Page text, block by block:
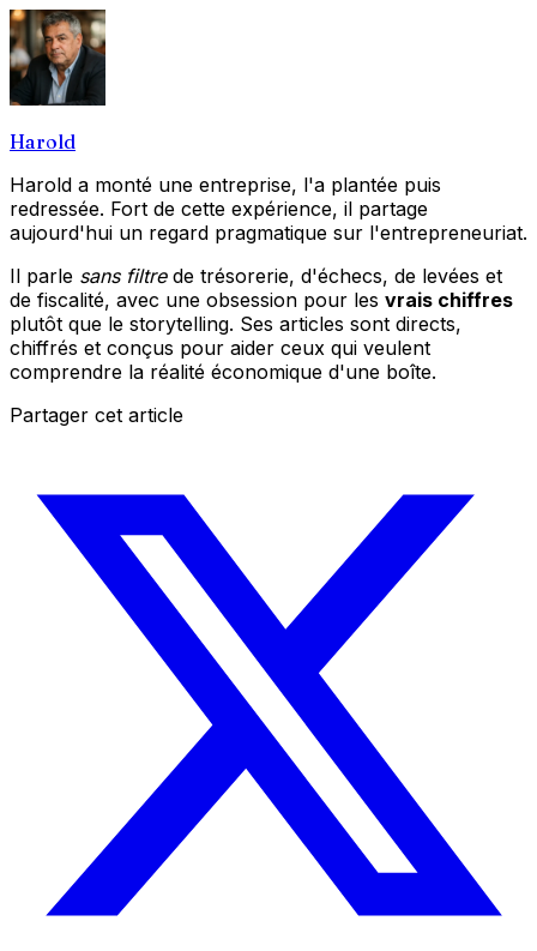
Harold
Harold a monté une entreprise, l'a plantée puis
redressée. Fort de cette expérience, il partage
aujourd'hui un regard pragmatique sur l'entrepreneuriat.
Il parle sans filtrede trésorerie, d'échecs, de levées et
de fiscalité, avec une obsession pour les vrais chiffres
plutôt que le storytelling. Ses articles sont directs,
chiffrés et conçus pour aider ceux qui veulent
comprendre la réalité économique d'une boîte.
Partager cet article